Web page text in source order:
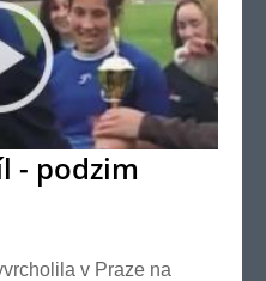
- podzim
v Praze na